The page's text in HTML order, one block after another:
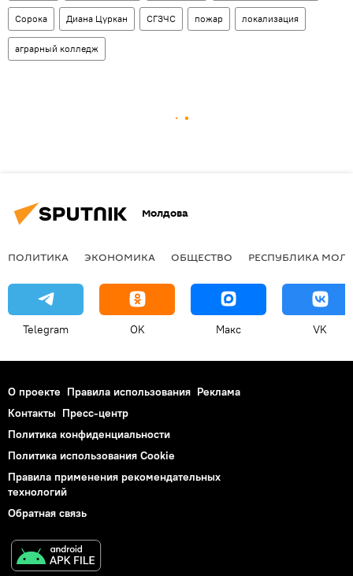
Сорока Диана Цуркан СГЗЧС пожар локализация
аграрный колледж
Молдова
ПОЛИТИКА ЭКОНОМИКА ОБЩЕСТВО РЕСПУБЛИКА
Telegram OK Макс VK
О проекте Правила использования Реклама
Контакты Пресс-центр
Политика конфиденциальности
Политика использования Cookie
Правила применения рекомендательных
технологий
Обратная связь